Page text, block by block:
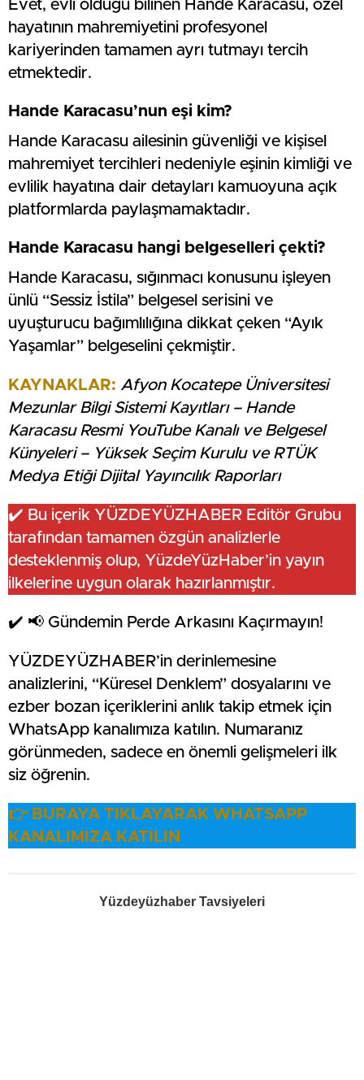
Evet, evli olduğu bilinen Hande Karacasu, özel
hayatının mahremiyetini profesyonel
kariyerinden tamamen ayrı tutmayı tercih
etmektedir.
Hande Karacasu’nun eşi kim?
Hande Karacasu ailesinin güvenliği ve kişisel
mahremiyet tercihleri nedeniyle eşinin kimliği ve
evlilik hayatına dair detayları kamuoyuna açık
platformlarda paylaşmamaktadır.
Hande Karacasu hangi belgeselleri çekti?
Hande Karacasu, sığınmacı konusunu işleyen
ünlü “Sessiz İstila” belgesel serisini ve
uyuşturucu bağımlılığına dikkat çeken “Ayık
Yaşamlar” belgeselini çekmiştir.
KAYNAKLAR: Afyon Kocatepe Üniversitesi
Mezunlar Bilgi Sistemi Kayıtları – Hande
Karacasu Resmi YouTube Kanalı ve Belgesel
Künyeleri – Yüksek Seçim Kurulu ve RTÜK
Medya Etiği Dijital Yayıncılık Raporları
✔️ Bu içerik YÜZDEYÜZHABER Editör Grubu
tarafından tamamen özgün analizlerle
desteklenmiş olup, YüzdeYüzHaber’in yayın
ilkelerine uygun olarak hazırlanmıştır.
✔️ 📢 Gündemin Perde Arkasını Kaçırmayın!
YÜZDEYÜZHABER’in derinlemesine
analizlerini, “Küresel Denklem” dosyalarını ve
ezber bozan içeriklerini anlık takip etmek için
WhatsApp kanalımıza katılın. Numaranız
görünmeden, sadece en önemli gelişmeleri ilk
siz öğrenin.
👉 BURAYA TIKLAYARAK WHATSAPP
KANALIMIZA KATILIN
Yüzdeyüzhaber Tavsiyeleri